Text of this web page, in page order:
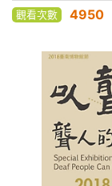
觀看次數 4950